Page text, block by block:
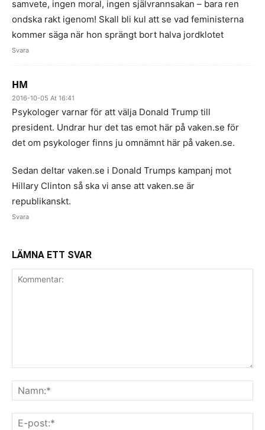
samvete, ingen moral, ingen självrannsakan – bara ren
ondska rakt igenom! Skall bli kul att se vad feministerna
kommer säga när hon sprängt bort halva jordklotet
Svara
HM
2016-10-05 At 16:41
Psykologer varnar för att välja Donald Trump till
president. Undrar hur det tas emot här på vaken.se för
det om psykologer finns ju omnämnt här på vaken.se.
Sedan deltar vaken.se i Donald Trumps kampanj mot
Hillary Clinton så ska vi anse att vaken.se är
republikanskt.
Svara
LÄMNA ETT SVAR